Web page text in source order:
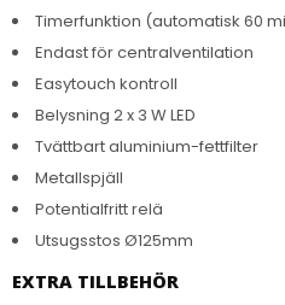
Timerfunktion (automatisk 60
Endast för centralventilation
Easytouch kontroll
Belysning 2 x 3 W LED
Tvättbart aluminium-fettfilter
Metallspjäll
Potentialfritt relä
Utsugsstos Ø125mm
EXTRA TILLBEHÖR